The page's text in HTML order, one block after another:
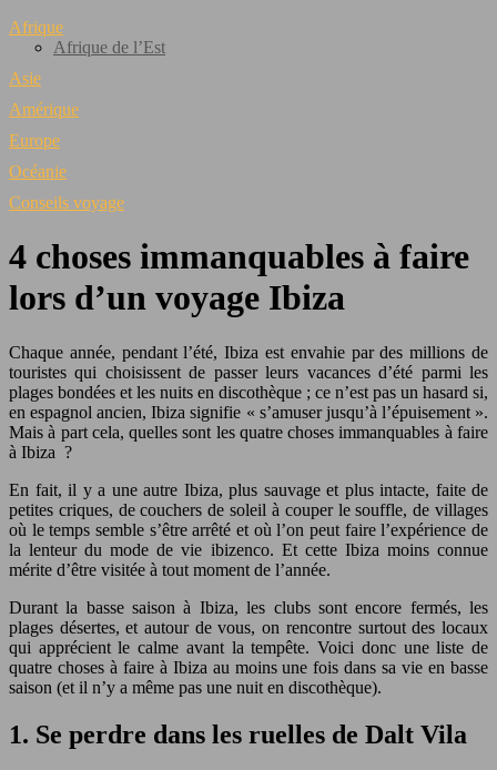
Afrique
Afrique de l’Est
Asie
Amérique
Europe
Océanie
Conseils voyage
4 choses immanquables à faire
lors d’un voyage Ibiza
Chaque année, pendant l’été, Ibiza est envahie par des millions de
touristes qui choisissent de passer leurs vacances d’été parmi les
plages bondées et les nuits en discothèque ; ce n’est pas un hasard si,
en espagnol ancien, Ibiza signifie « s’amuser jusqu’à l’épuisement ».
Mais à part cela, quelles sont les quatre choses immanquables à faire
à Ibiza ?
En fait, il y a une autre Ibiza, plus sauvage et plus intacte, faite de
petites criques, de couchers de soleil à couper le souffle, de villages
où le temps semble s’être arrêté et où l’on peut faire l’expérience de
la lenteur du mode de vie ibizenco. Et cette Ibiza moins connue
mérite d’être visitée à tout moment de l’année.
Durant la basse saison à Ibiza, les clubs sont encore fermés, les
plages désertes, et autour de vous, on rencontre surtout des locaux
qui apprécient le calme avant la tempête. Voici donc une liste de
quatre choses à faire à Ibiza au moins une fois dans sa vie en basse
saison (et il n’y a même pas une nuit en discothèque).
1. Se perdre dans les ruelles de Dalt Vila